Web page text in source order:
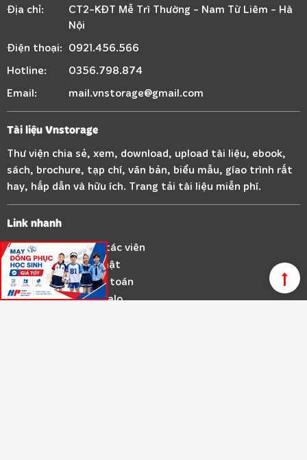
Địa chỉ:
CT2-KĐT Mễ Trì Thường - Nam Từ Liêm - Hà
Nội
Điện thoại: 0921.456.566
Hotline:
0356.798.874
Email:
mail.vnstorage@gmail.com
Tài liệu Vnstorage
Thư viện chia sẻ, xem, download, upload tài liệu, ebook,
sách, brochure, tạp chí, văn bản, biểu mẫu, gíao trình rất
hay, hấp dẫn và hữu ích. Trang tải tài liệu miễn phí.
Link nhanh
Chính sách cộng tác viên
Chính sách bảo mật
Hướng dẫn thanh toán
Tham gia nhóm Zalo